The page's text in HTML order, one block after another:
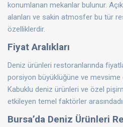
konumlanan mekanlar bulunur.
alanları ve sakin atmosfer bu tür
özelliklerdir.
Fiyat Aralıkları
Deniz ürünleri restoranlarında
porsiyon büyüklüğüne ve
Kabuklu deniz ürünleri ve özel
etkileyen temel faktörler
Bursa’da Deniz Ürünleri